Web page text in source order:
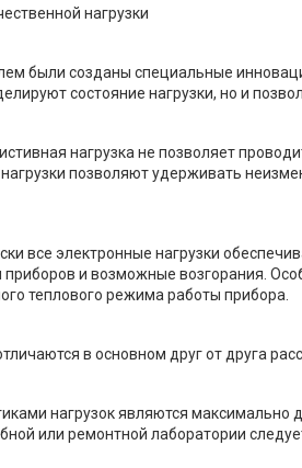
нагрузки
были созданы специальные
состояние нагрузки, но и
нагрузка не позволяет
позволяют удерживать
все электронные нагрузки
и возможные возгорания.
теплового режима работы прибора.
в основном друг от друга
нагрузок являются
или ремонтной лаборатории